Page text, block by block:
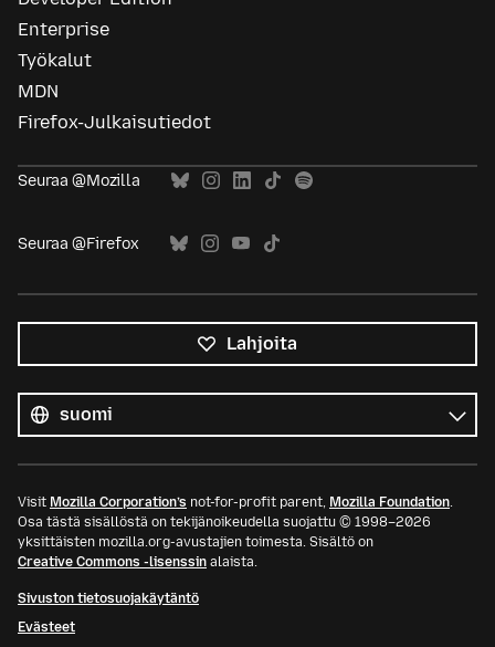
Enterprise
Työkalut
MDN
Firefox-Julkaisutiedot
Seuraa @Mozilla
Seuraa @Firefox
Lahjoita
kielet
Kieli
Visit Mozilla Corporation’s not-for-profit parent, Mozilla Foundation.
Osa tästä sisällöstä on tekijänoikeudella suojattu © 1998–2026
yksittäisten mozilla.org-avustajien toimesta. Sisältö on
Creative Commons -lisenssin alaista.
Sivuston tietosuojakäytäntö
Evästeet